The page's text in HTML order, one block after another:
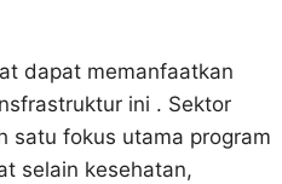
dapat memanfaatkan
ini . Sektor
satu fokus utama program
selain kesehatan,